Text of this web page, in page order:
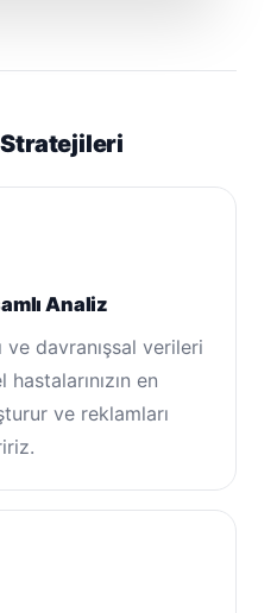
Stratejileri
Analiz
davranışsal verileri
en
ve reklamları